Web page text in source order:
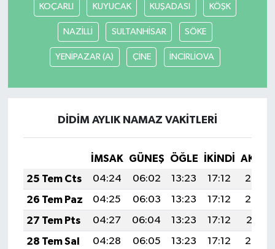
KOÇARLI KUYUCAK KUŞADASI KÖŞK
NAZİLLİ SULTANHİSAR SÖKE
YENİPAZAR (A) ÇİNE İNCİRLİOVA
DİDİM AYLIK NAMAZ VAKITLERI
İMSAK GÜNEŞ ÖĞLE İKINDI
25 Tem Cts
04:24 06:02 13:23 17:12
20:33
26 Tem Paz
04:25 06:03 13:23 17:12
20:32
27 Tem Pts
04:27 06:04 13:23 17:12
20:31
28 Tem Sal
04:28 06:05 13:23 17:12
20:30